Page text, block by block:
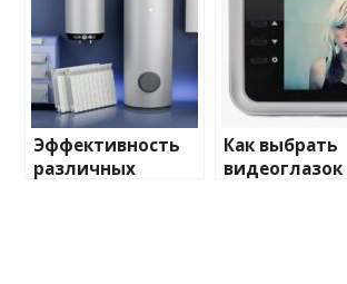
Эффективность
различных
Как выбрать